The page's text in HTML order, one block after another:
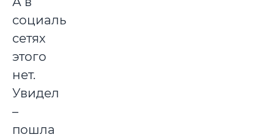
социальных
сетях
этого
нет.
Увидел
–
пошла